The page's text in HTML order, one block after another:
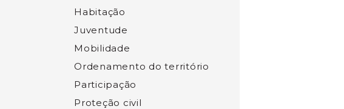
Habitação
Juventude
Mobilidade
Ordenamento do território
Participação
Proteção civil